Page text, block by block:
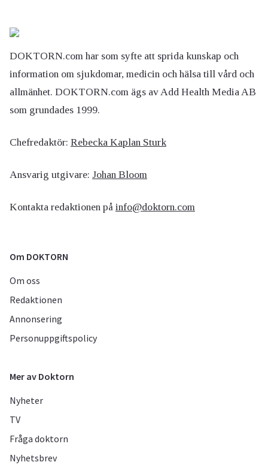
DOKTORN.com har som syfte att sprida kunskap och
information om sjukdomar, medicin och hälsa till vård och
allmänhet. DOKTORN.com ägs av Add Health Media AB
som grundades 1999.
Chefredaktör: Rebecka Kaplan Sturk
Ansvarig utgivare: Johan Bloom
Kontakta redaktionen på info@doktorn.com
Om DOKTORN
Om oss
Redaktionen
Annonsering
Personuppgiftspolicy
Mer av Doktorn
Nyheter
TV
Fråga doktorn
Nyhetsbrev